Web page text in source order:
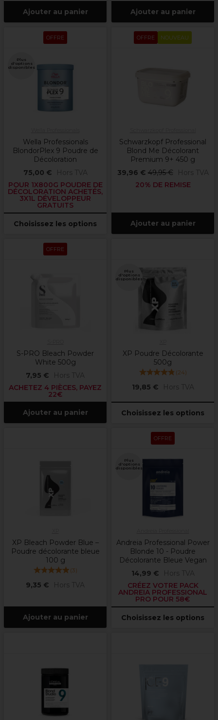
Ajouter au panier Ajouter au panier
OFFRE
Plus
d'options
disponibles
Wella Professionals
BlondorPlex 9 Poudre de
Décoloration
75,00 €
Hors TVA
POUR 1X800G POUDRE DE
DÉCOLORATION ACHETÉS,
3X1L DÉVELOPPEUR
GRATUITS
Choisissez les options
OFFRE NOUVEAU
Schwarzkopf Professional
Blond Me Décolorant
Premium 9+ 450 g
39,96 € 49,95 €
Hors TVA
20% DE REMISE
Ajouter au panier
OFFRE
S-PRO Bleach Powder
White 500g
7,95 €
Hors TVA
ACHETEZ 4 PIÈCES, PAYEZ
22€
Ajouter au panier
Plus
d'options
disponibles
XP Poudre Décolorante
500g
(24)
19,85 € Hors TVA
Choisissez les options
XP Bleach Powder Blue –
Poudre décolorante bleue
100 g
(3)
9,35 € Hors TVA
Ajouter au panier
OFFRE
Plus
d'options
disponibles
Andreia Professional Power
Blonde 10 - Poudre
Décolorante Bleue Vegan
14,99 €
Hors TVA
CRÉEZ VOTRE PACK
ANDREIA PROFESSIONAL
PRO POUR 58€
Choisissez les options